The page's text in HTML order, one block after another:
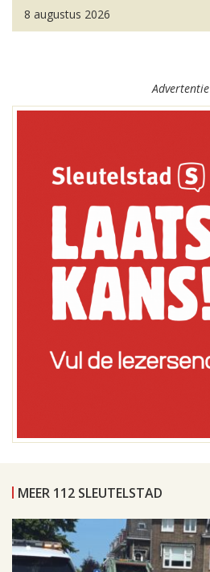
8 augustus 2026
Advertentie
MEER 112 SLEUTELSTAD